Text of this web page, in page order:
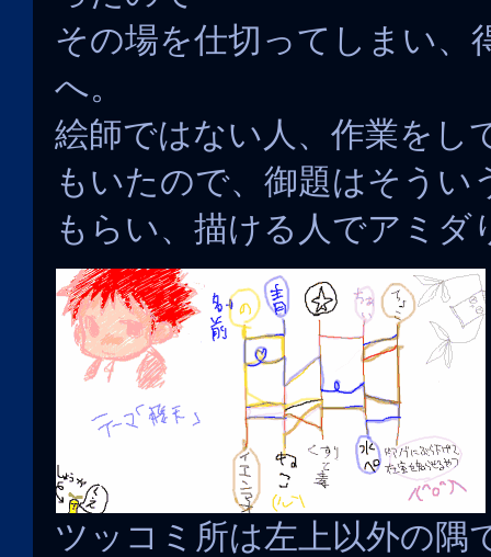
その場を仕切ってしまい、
へ。
絵師ではない人、作業をし
もいたので、御題はそうい
もらい、描ける人でアミダ
ツッコミ所は左上以外の隅